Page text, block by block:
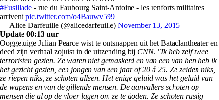
#Fusillade - rue du Faubourg Saint-Antoine - les renforts militaires
arrivent pic.twitter.com/o4Bauwv599
— Alice Darfeuille (@alicedarfeuille) November 13, 2015
Update 00:13 uur
Ooggetuige Julian Pearce wist te ontsnappen uit het Bataclantheater en
deed zijn verhaal zojuist in de uitzending bij CNN. "Ik heb zelf twee
terroristen gezien. Ze waren niet gemaskerd en van een van hen heb ik
het gezicht gezien, een jongen van een jaar of 20 á 25. Ze zeiden niks,
ze riepen niks, ze schoten alleen. Het enige geluid was het geluid van
de wapens en van de gillende mensen. De aanvallers schoten op
mensen die al op de vloer lagen om ze te doden. Ze schoten rustig